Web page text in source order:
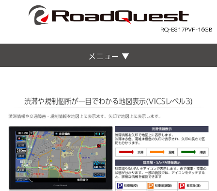
RQ-E817PVF-16GB
メニュー ▼